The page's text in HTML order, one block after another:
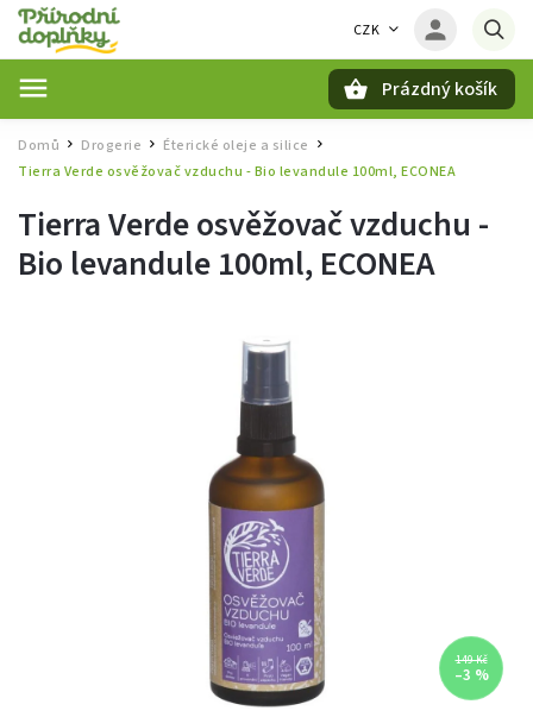
CZK
Prázdný košík
Domů / Drogerie / Éterické oleje a silice
Tierra Verde osvěžovač vzduchu - Bio levandule 100ml, ECONEA
Tierra Verde osvěžovač vzduchu -
Bio levandule 100ml, ECONEA
149 Kč
–3 %